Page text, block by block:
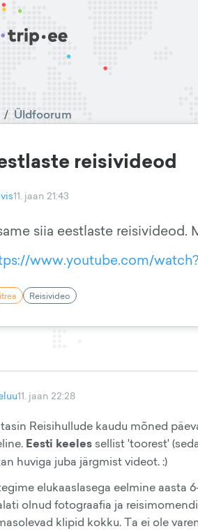
/ Üldfoorum
reisivideod
11. jaan 21:43
siia eestlaste reisivideod.
www.youtube.com/
Reisivideo
11. jaan 22:28
Reisihullude kaudu mõned
Eesti keeles sellist 'toorest'
huviga juba järgmist videot. :)
elukaaslasega eelmine aasta
olnud fotograafia ja
klipid kokku. Ta ei ole